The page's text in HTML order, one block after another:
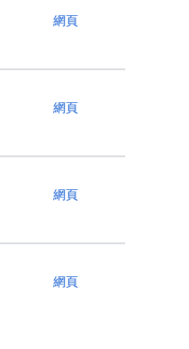
網頁
網頁
網頁
網頁